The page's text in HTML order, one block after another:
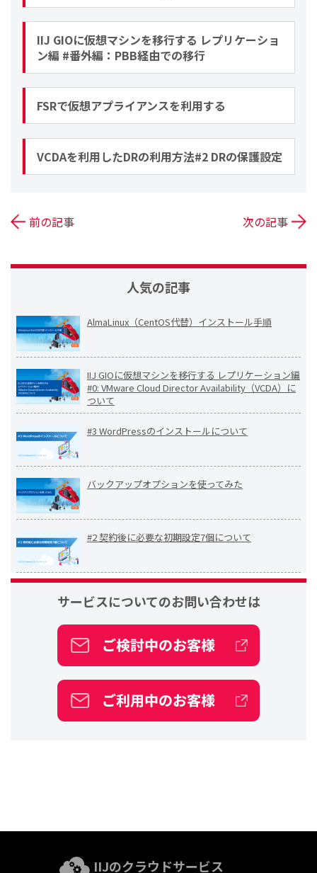
IIJ GIOに仮想マシンを移行する レプリケーショ
ン編 #番外編：PBB経由での移行
FSRで仮想アプライアンスを利用する
VCDAを利用したDRの利用方法#2 DRの保護設定
前の記事 次の記事
人気の記事
AlmaLinux（CentOS代替）インストール手順
IIJ GIOに仮想マシンを移行する レプリケーション編
#0: VMware Cloud Director Availability（VCDA）に
ついて
#3 WordPressのインストールについて
バックアップオプションを使ってみた
#2 契約後に必要な初期設定7個について
サービスについてのお問い合わせは
IIJのクラウドサービス